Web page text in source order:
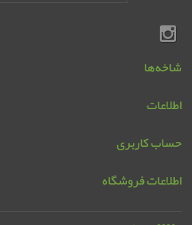
شاخه‌ها
اطلاعات
حساب کاربری
اطلاعات فروشگاه